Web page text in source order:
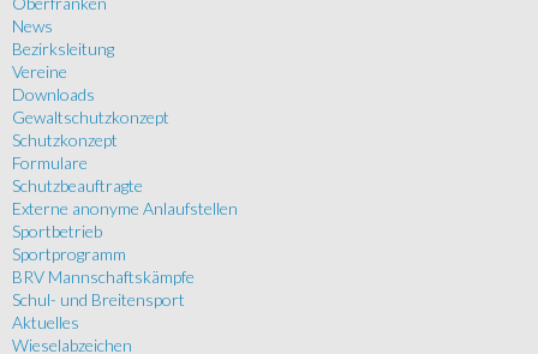
News
Bezirksleitung
Vereine
Downloads
Gewaltschutzkonzept
Schutzkonzept
Formulare
Schutzbeauftragte
Externe anonyme Anlaufstellen
Sportbetrieb
Sportprogramm
BRV Mannschaftskämpfe
Schul- und Breitensport
Aktuelles
Wieselabzeichen